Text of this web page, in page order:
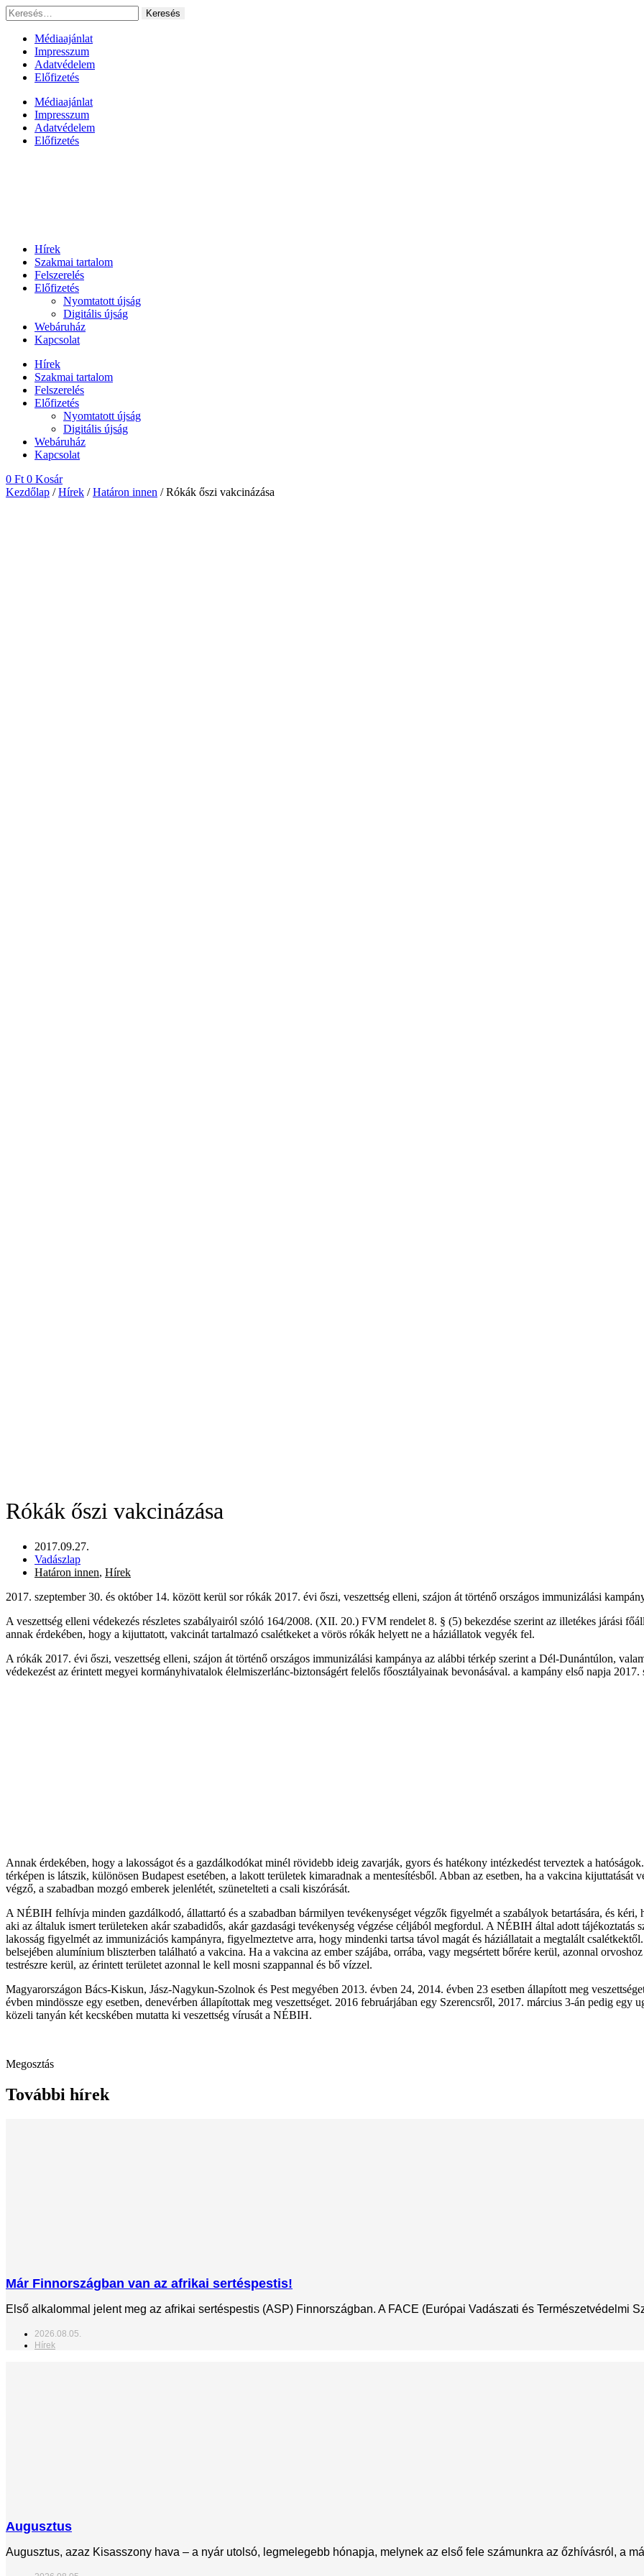
Ugrás
a
tartalomhoz
Keresés:
Médiaajánlat
Impresszum
Adatvédelem
Előfizetés
Médiaajánlat
Impresszum
Adatvédelem
Előfizetés
Hírek
Szakmai tartalom
Felszerelés
Előfizetés
Nyomtatott újság
Digitális újság
Webáruház
Kapcsolat
Hírek
Szakmai tartalom
Felszerelés
Előfizetés
Nyomtatott újság
Digitális újság
Webáruház
Kapcsolat
0 Ft 0 Kosár
Kezdőlap /Hírek /Határon innen / Rókák őszi vakcinázása
Rókák őszi vakcinázása
2017.09.27.
Vadászlap
Határon innen, Hírek
2017. szeptember 30. és október 14. között kerül sor rókák 2017. évi őszi, veszettség elleni, szájon át történő országos immunizálási
A veszettség elleni védekezés részletes szabályairól szóló 164/2008. (XII. 20.) FVM rendelet 8. § (5) bekezdése szerint az illetékes járási
annak érdekében, hogy a kijuttatott, vakcinát tartalmazó csalétkeket a vörös rókák helyett ne a háziállatok vegyék fel.
A rókák 2017. évi őszi, veszettség elleni, szájon át történő országos immunizálási kampánya az alábbi térkép szerint a Dél-Dunántúlon,
védekezést az érintett megyei kormányhivatalok élelmiszerlánc-biztonságért felelős főosztályainak bevonásával. a kampány első napja
Annak érdekében, hogy a lakosságot és a gazdálkodókat minél rövidebb ideig zavarják, gyors és hatékony intézkedést terveztek a
térképen is látszik, különösen Budapest esetében, a lakott területek kimaradnak a mentesítésből. Abban az esetben, ha a vakcina kijuttatását
végző, a szabadban mozgó emberek jelenlétét, szünetelteti a csali kiszórását.
A NÉBIH felhívja minden gazdálkodó, állattartó és a szabadban bármilyen tevékenységet végzők figyelmét a szabályok betartására, és
aki az általuk ismert területeken akár szabadidős, akár gazdasági tevékenység végzése céljából megfordul. A NÉBIH által adott
lakosság figyelmét az immunizációs kampányra, figyelmeztetve arra, hogy mindenki tartsa távol magát és háziállatait a megtalált
belsejében alumínium bliszterben található a vakcina. Ha a vakcina az ember szájába, orrába, vagy megsértett bőrére kerül, azonnal
testrészre kerül, az érintett területet azonnal le kell mosni szappannal és bő vízzel.
Magyarországon Bács-Kiskun, Jász-Nagykun-Szolnok és Pest megyében 2013. évben 24, 2014. évben 23 esetben állapított meg
évben mindössze egy esetben, denevérben állapítottak meg veszettséget. 2016 februárjában egy Szerencsről, 2017. március 3-án pedig
közeli tanyán két kecskében mutatta ki veszettség vírusát a NÉBIH.
Megosztás
További hírek
Már Finnországban van az afrikai sertéspestis!
Első alkalommal jelent meg az afrikai sertéspestis (ASP) Finnországban. A FACE (Európai Vadászati és Természetvédelmi
2026.08.05.
Hírek
Augusztus
Augusztus, azaz Kisasszony hava – a nyár utolsó, legmelegebb hónapja, melynek az első fele számunkra az őzhívásról, a